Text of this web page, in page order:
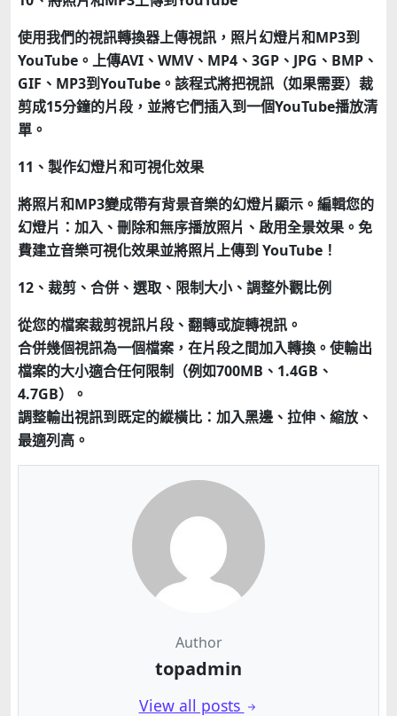
使用我們的視訊轉換器上傳視訊，照片幻燈片和MP3到
YouTube。上傳AVI、WMV、MP4、3GP、JPG、BMP、
GIF、MP3到YouTube。該程式將把視訊（如果需要）裁
剪成15分鐘的片段，並將它們插入到一個YouTube播放清
單。
11、製作幻燈片和可視化效果
將照片和MP3變成帶有背景音樂的幻燈片顯示。編輯您的
幻燈片：加入、刪除和無序播放照片、啟用全景效果。免
費建立音樂可視化效果並將照片上傳到 YouTube！
12、裁剪、合併、選取、限制大小、調整外觀比例
從您的檔案裁剪視訊片段、翻轉或旋轉視訊。
合併幾個視訊為一個檔案，在片段之間加入轉換。使輸出
檔案的大小適合任何限制（例如700MB、1.4GB、
4.7GB）。
調整輸出視訊到既定的縱橫比：加入黑邊、拉伸、縮放、
最適列高。
Author
topadmin
View all posts